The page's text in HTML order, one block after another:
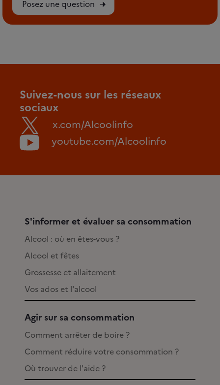
Posez une question
Suivez-nous sur les réseaux
sociaux
x.com/Alcoolinfo
youtube.com/Alcoolinfo
S'informer et évaluer sa consommation
Alcool : où en êtes-vous ?
Alcool et fêtes
Grossesse et allaitement
Vos ados et l'alcool
Agir sur sa consommation
Comment arrêter de boire ?
Comment réduire votre consommation ?
Où trouver de l'aide ?